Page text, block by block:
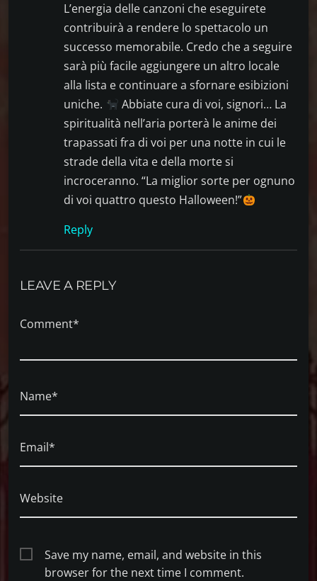
L’energia delle canzoni che eseguirete
contribuirà a rendere lo spettacolo un
successo memorabile. Credo che a seguire
sarà più facile aggiungere un altro locale
alla lista e continuare a sfornare esibizioni
uniche.
Abbiate cura di voi, signori… La
spiritualità nell’aria porterà le anime dei
trapassati fra di voi per una notte in cui le
strade della vita e della morte si
incroceranno. “La miglior sorte per ognuno
di voi quattro questo Halloween!”
Reply
LEAVE A REPLY
Comment*
Name*
Email*
Website
Save my name, email, and website in this
browser for the next time I comment.